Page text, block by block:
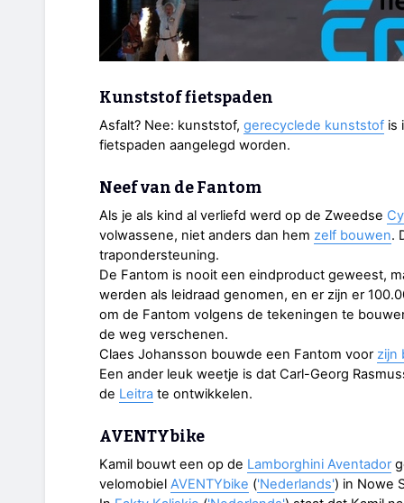
Kunststof fietspaden
Asfalt? Nee: kunststof, gerecyclede kunststof is
fietspaden aangelegd worden.
Neef van de Fantom
Als je als kind al verliefd werd op de Zweedse
volwassene, niet anders dan hem zelf bouwen.
trapondersteuning.
De Fantom is nooit een eindproduct geweest,
werden als leidraad genomen, en er zijn er
om de Fantom volgens de tekeningen te
de weg verschenen.
Claes Johansson bouwde een Fantom voor zijn
Een ander leuk weetje is dat Carl-Georg
de Leitra te ontwikkelen.
AVENTYbike
Kamil bouwt een op de Lamborghini Aventador
velomobiel AVENTYbike ('Nederlands') in Nowe